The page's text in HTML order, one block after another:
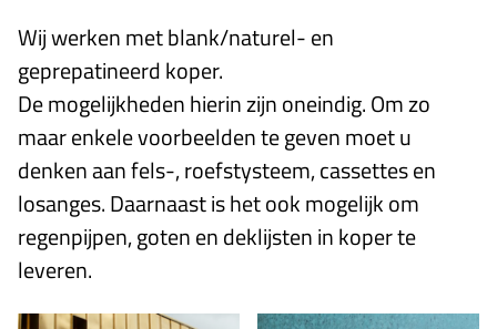
Wij werken met blank/naturel- en
geprepatineerd koper.
De mogelijkheden hierin zijn oneindig. Om zo
maar enkele voorbeelden te geven moet u
denken aan fels-, roefstysteem, cassettes en
losanges. Daarnaast is het ook mogelijk om
regenpijpen, goten en deklijsten in koper te
leveren.